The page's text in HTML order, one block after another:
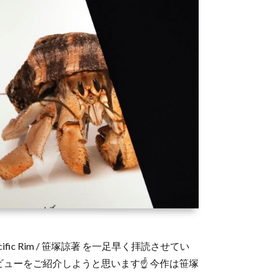
Rim / 笹塚諒著 を一足早く拝読させてい
ーをご紹介しようと思います☝ 今作は笹塚